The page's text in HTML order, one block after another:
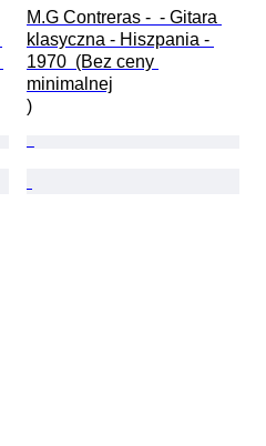
M.G Contreras -  - Gitara
klasyczna - Hiszpania -
1970  (Bez ceny
minimalnej
)